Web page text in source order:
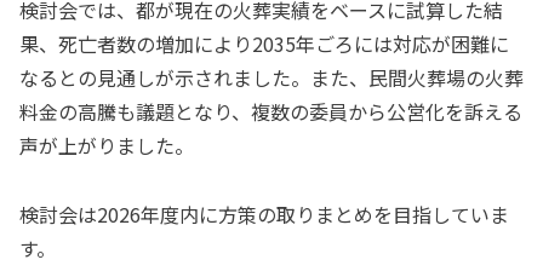
検討会では、都が現在の火葬実績をベースに試算した結
果、死亡者数の増加により2035年ごろには対応が困難に
なるとの見通しが示されました。また、民間火葬場の火葬
料金の高騰も議題となり、複数の委員から公営化を訴える
声が上がりました。
検討会は2026年度内に方策の取りまとめを目指していま
す。